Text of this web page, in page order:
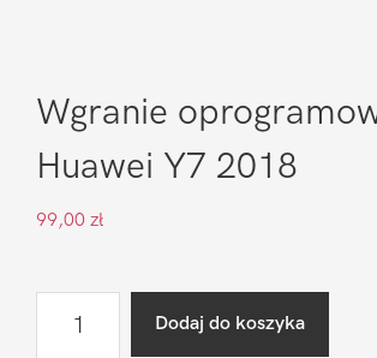
Wgranie
Huawei Y7 2018
99,00 zł
Dodaj do koszyka